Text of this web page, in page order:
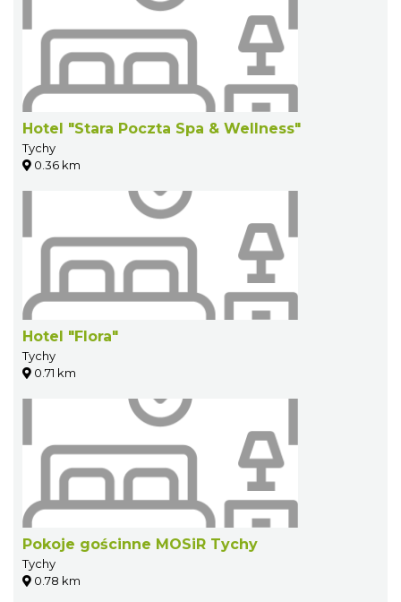
Hotel "Stara Poczta Spa & Wellness"
Tychy
0.36 km
Hotel "Flora"
Tychy
0.71 km
Pokoje gościnne MOSiR Tychy
Tychy
0.78 km